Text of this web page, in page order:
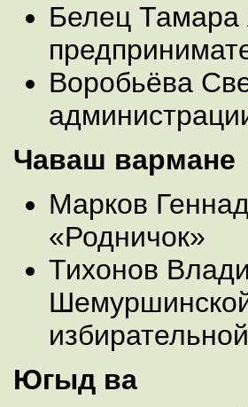
Белец Тамара
Воробьёва
Чаваш вармане
Марков
«Родничок»
Тихонов
Югыд ва